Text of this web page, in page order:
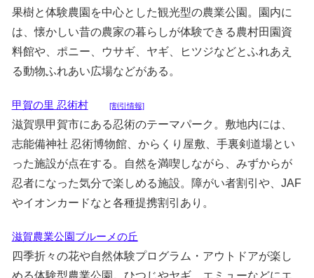
果樹と体験農園を中心とした観光型の農業公園。園内に
は、懐かしい昔の農家の暮らしが体験できる農村田園資
料館や、ポニー、ウサギ、ヤギ、ヒツジなどとふれあえ
る動物ふれあい広場などがある。
甲賀の里 忍術村 [割引情報]
滋賀県甲賀市にある忍術のテーマパーク。敷地内には、
志能備神社 忍術博物館、からくり屋敷、手裏剣道場とい
った施設が点在する。自然を満喫しながら、みずからが
忍者になった気分で楽しめる施設。障がい者割引や、JAF
やイオンカードなと各種提携割引あり。
滋賀農業公園ブルーメの丘
四季折々の花や自然体験プログラム・アウトドアが楽し
める体験型農業公園。ひつじやヤギ、エミューなどにエ